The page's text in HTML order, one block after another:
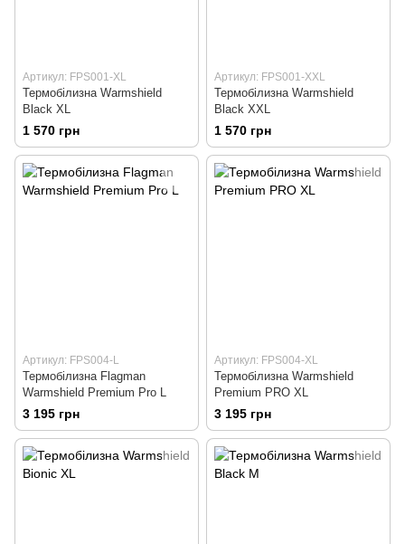
Артикул: FPS001-XL
Термобiлизна Warmshield
Black XL
1 570 грн
Артикул: FPS001-XXL
Термобiлизна Warmshield
Black XXL
1 570 грн
Артикул: FPS004-L
Термобілизна Flagman
Warmshield Premium Pro L
3 195 грн
Артикул: FPS004-XL
Термобiлизна Warmshield
Premium PRO XL
3 195 грн